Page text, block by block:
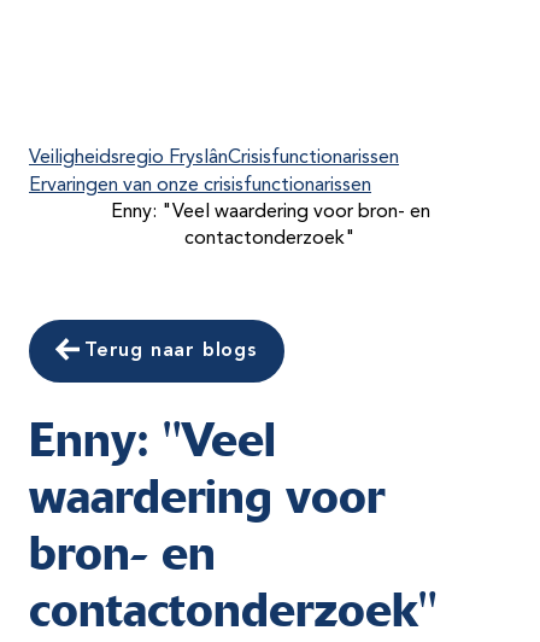
Veiligheidsregio FryslânCrisisfunctionarissen
Ervaringen van onze crisisfunctionarissen
Enny: "Veel waardering voor bron- en
contactonderzoek"
Terug naar blogs
Enny: "Veel
waardering voor
bron- en
contactonderzoek"